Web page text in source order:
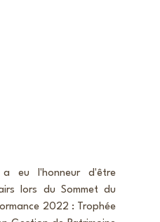
a eu l'honneur d'être
lors du Sommet du
2022 : Trophée